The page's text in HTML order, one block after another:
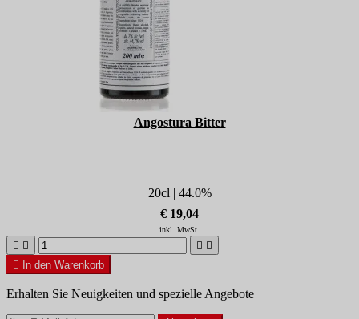
Angostura Bitter
20cl | 44.0%
€ 19,04
inkl. MwSt.
   

In den Warenkorb
Erhalten Sie Neuigkeiten und spezielle Angebote